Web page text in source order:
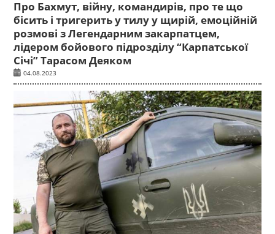
Про Бахмут, війну, командирів, про те що
бісить і тригерить у тилу у щирій, емоційній
розмові з Легендарним закарпатцем,
лідером бойового підрозділу “Карпатської
Січі” Тарасом Деяком
04.08.2023